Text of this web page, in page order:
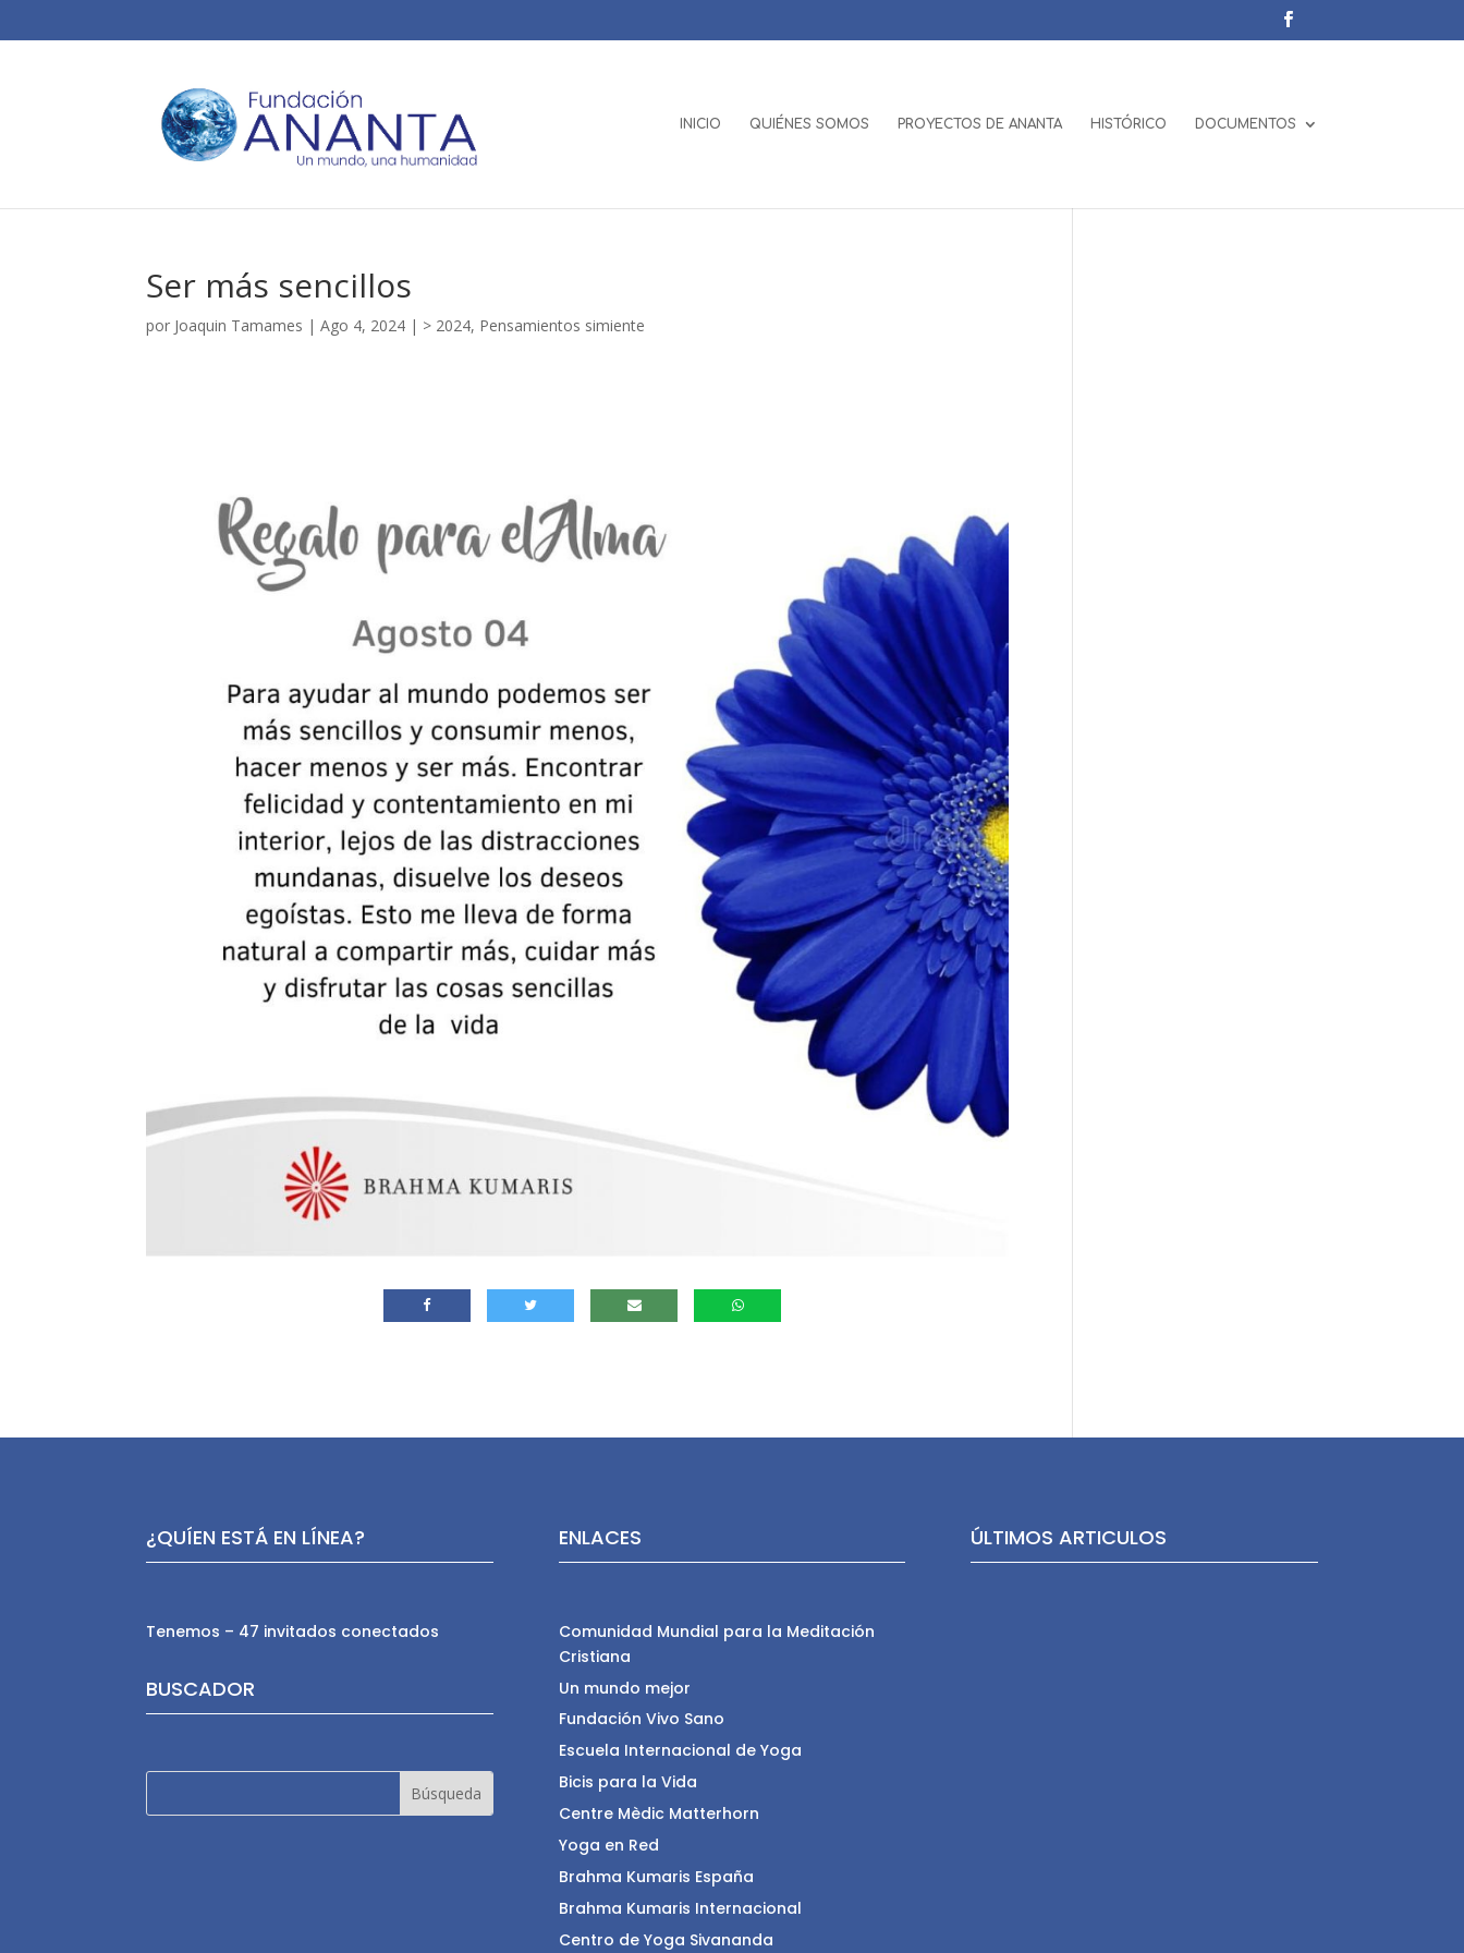
INICIO QUIÉNES SOMOS PROYECTOS DE ANANTA HISTÓRICO DOCUMENTOS
Ser más sencillos
por Joaquin Tamames |Ago 4, 2024 | > 2024, Pensamientos simiente
¿QUÍEN ESTÁ EN LÍNEA?
Tenemos – 47 invitados conectados
BUSCADOR
ENLACES
Comunidad Mundial para la Meditación
Cristiana
Un mundo mejor
Fundación Vivo Sano
Escuela Internacional de Yoga
Bicis para la Vida
Centre Mèdic Matterhorn
Yoga en Red
Brahma Kumaris España
Brahma Kumaris Internacional
Centro de Yoga Sivananda
ÚLTIMOS ARTICULOS